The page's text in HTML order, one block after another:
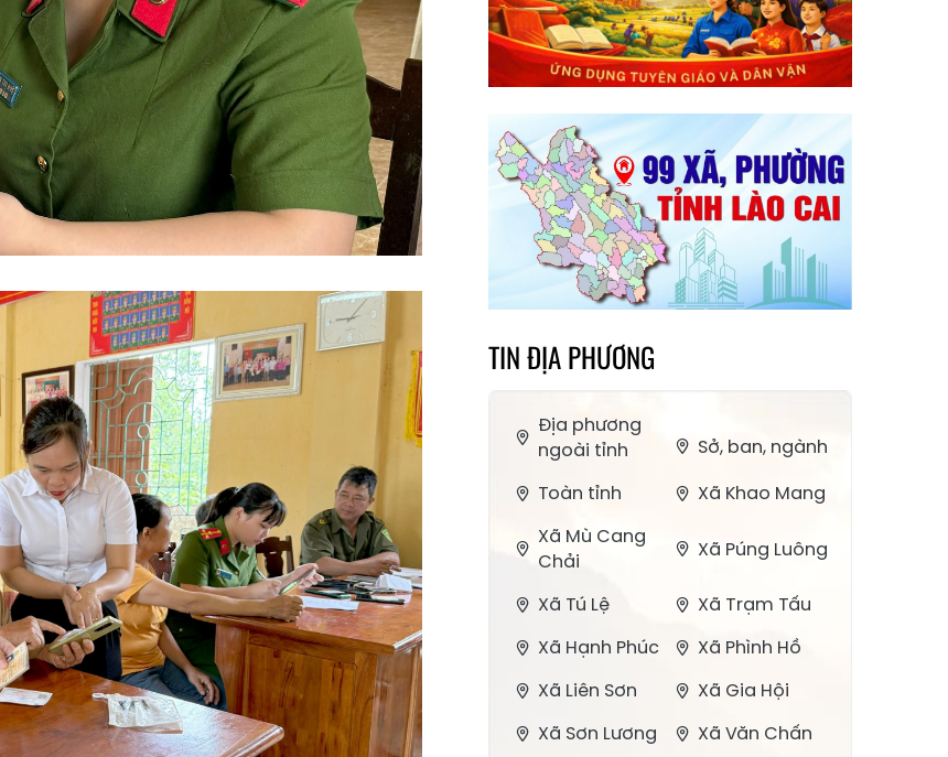
TIN ĐỊA PHƯƠNG
Địa phương
ngoài tỉnh
Sở, ban, ngành
Toàn tỉnh
Xã Khao Mang
Xã Mù Cang
Chải
Xã Púng Luông
Xã Tú Lệ
Xã Trạm Tấu
Xã Hạnh Phúc
Xã Phình Hồ
Xã Liên Sơn
Xã Gia Hội
Xã Sơn Lương
Xã Văn Chấn